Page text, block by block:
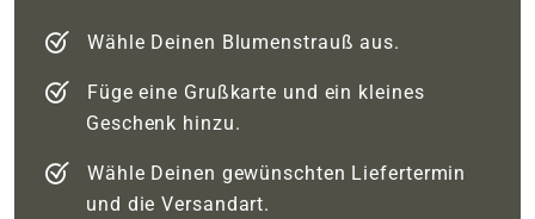
Wähle Deinen Blumenstrauß aus.
Füge eine Grußkarte und ein kleines
Geschenk hinzu.
Wähle Deinen gewünschten Liefertermin
und die Versandart.